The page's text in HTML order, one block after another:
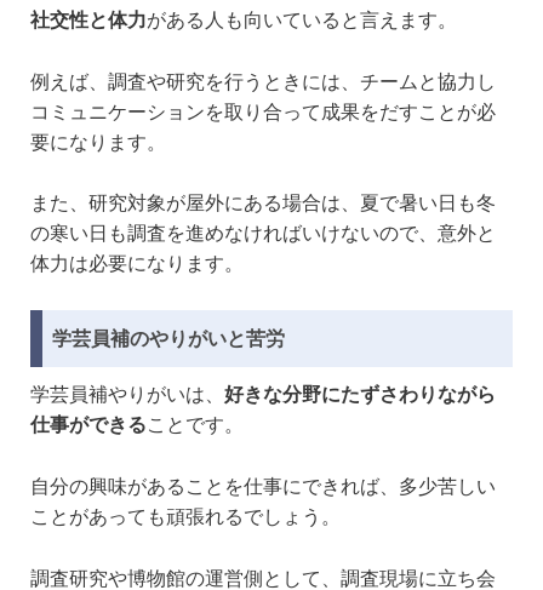
社交性と体力がある人も向いていると言えます。
例えば、調査や研究を行うときには、チームと協力し
コミュニケーションを取り合って成果をだすことが必
要になります。
また、研究対象が屋外にある場合は、夏で暑い日も冬
の寒い日も調査を進めなければいけないので、意外と
体力は必要になります。
学芸員補のやりがいと苦労
学芸員補やりがいは、 好きな分野にたずさわりながら
仕事ができることです。
自分の興味があることを仕事にできれば、多少苦しい
ことがあっても頑張れるでしょう。
調査研究や博物館の運営側として、調査現場に立ち会